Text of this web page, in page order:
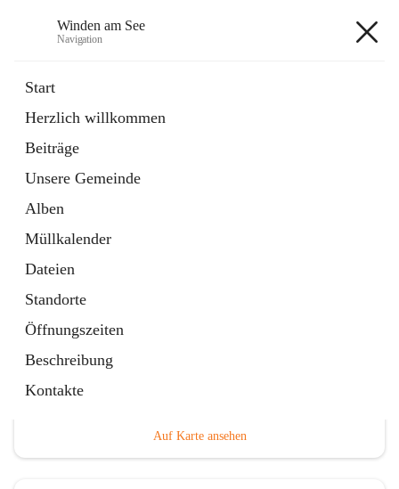
Winden am See
Navigation
Start
Herzlich willkommen
Beiträge
Unsere Gemeinde
Alben
Müllkalender
Dateien
Standorte
Öffnungszeiten
Beschreibung
Kontakte
Externe Webseite
in
Tab
Bebauungsplan
öffnet
in
neuem
Tab
Auf Karte ansehen